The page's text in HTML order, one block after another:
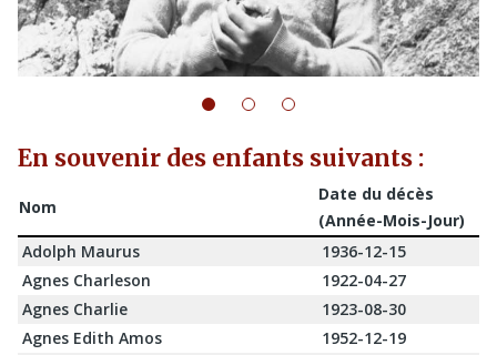
En souvenir des enfants suivants :
Nom
Date du décès
(Année-Mois-Jour)
Adolph Maurus
1936-12-15
Agnes Charleson
1922-04-27
Agnes Charlie
1923-08-30
Agnes Edith Amos
1952-12-19